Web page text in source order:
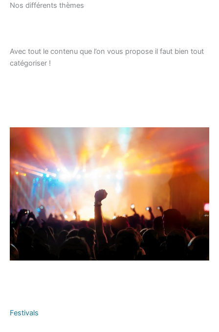
Nos différents thèmes
Avec tout le contenu que l’on vous propose il faut bien tout
catégoriser !
Festivals